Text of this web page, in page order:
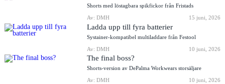
Shorts med löstagbara spikfickor från Fristads
Av: DMH
15 juni, 2026
Ladda upp till fyra batterier
Systainer-kompatibel multiladdare från Festool
Av: DMH
10 juni, 2026
The final boss?
Shorts-version av DePalma Workwears storsäljare
Av: DMH
10 juni, 2026